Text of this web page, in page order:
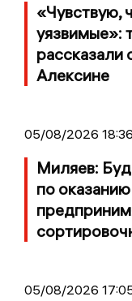
«Чувствую,
уязвимые»:
рассказали
Алексине
05/08/2026 18:36
Миляев:
по
05/08/2026